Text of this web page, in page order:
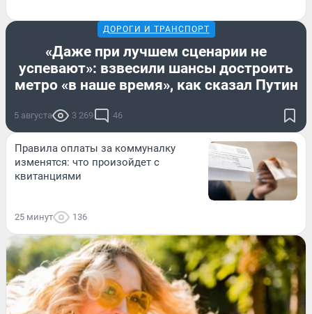
ДОРОГИ И ТРАНСПОРТ
«Даже при лучшем сценарии не
успевают»: взвесили шансы достроить
метро «в наше время», как сказал Путин
5 августа 3 269 46
Правила оплаты за коммуналку
изменятся: что произойдет с
квитанциями
25 минут 136